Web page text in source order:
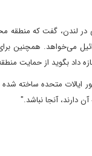
گفت که منطقه
می‌خواهد. همچنین
داد بگوید از حمایت
متحده ساخته شده
دارند، آنجا نباشد."